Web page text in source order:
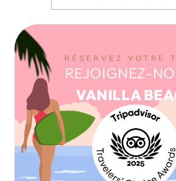
RÉSERVEZ VOTRE
REJOIGNEZ-
VANILLA